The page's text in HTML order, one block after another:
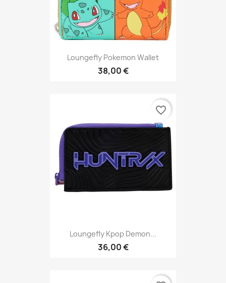
Loungefly Pokemon Wallet
38,00 €
Loungefly Kpop Demon...
36,00 €
favorite_border